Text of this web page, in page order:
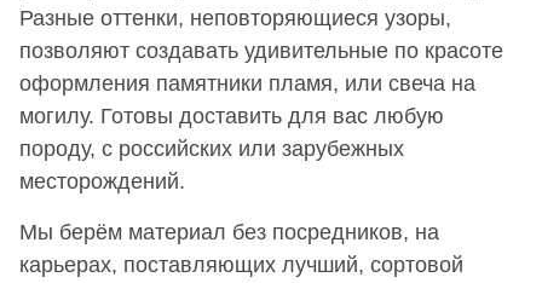
Разные оттенки, неповторяющиеся узоры,
позволяют создавать удивительные по красоте
оформления памятники пламя, или свеча на
могилу. Готовы доставить для вас любую
породу, с российских или зарубежных
месторождений.
Мы берём материал без посредников, на
карьерах, поставляющих лучший, сортовой